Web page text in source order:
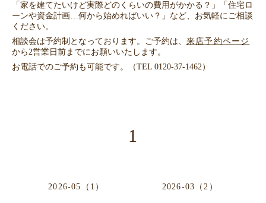
「家を建てたいけど実際どのくらいの費用がかかる？」「住宅ロ
ーンや資金計画…何から始めればいい？」など、お気軽にご相談
ください。
相談会は予約制となっております。ご予約は、 来店予約ページ
から2営業日前までにお願いいたします。
お電話でのご予約も可能です。（TEL 0120-37-1462）
1
2026-05（1） 2026-03（2）